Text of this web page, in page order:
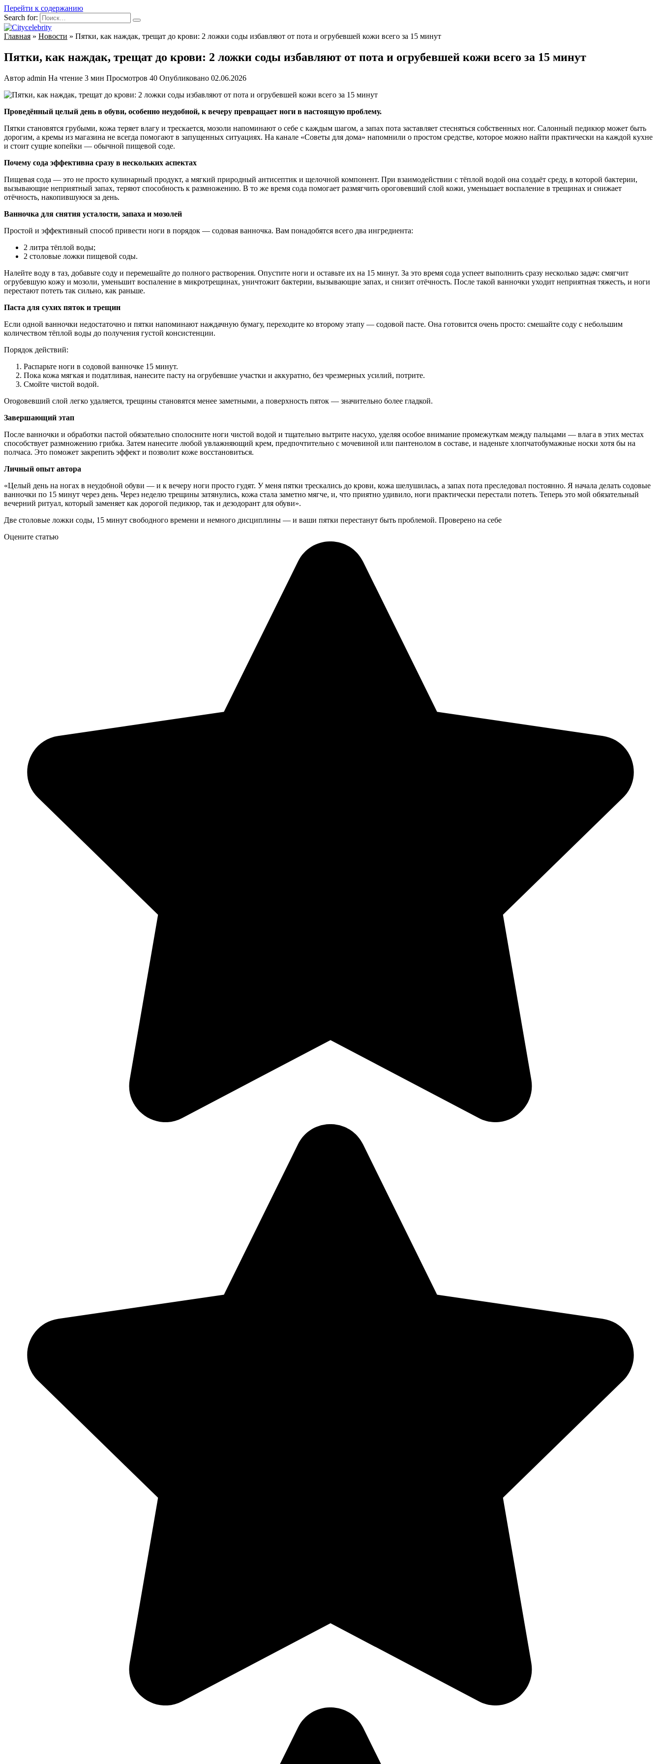
Перейти к содержанию
Search for:
Главная » Новости » Пятки, как наждак, трещат до крови: 2 ложки соды избавляют от пота и огрубевшей кожи всего за 15 минут
Пятки, как наждак, трещат до крови: 2 ложки соды избавляют от пота и огрубевшей кожи всего за 15 минут
Автор admin На чтение 3 мин Просмотров 40 Опубликовано 02.06.2026
Проведённый целый день в обуви, особенно неудобной, к вечеру превращает ноги в настоящую проблему.
Пятки становятся грубыми, кожа теряет влагу и трескается, мозоли напоминают о себе с каждым шагом, а запах пота заставляет стесняться собственных ног. Салонный педикюр может быть
дорогим, а кремы из магазина не всегда помогают в запущенных ситуациях. На канале «Советы для дома» напомнили о простом средстве, которое можно найти практически на каждой кухне
и стоит сущие копейки — обычной пищевой соде.
Почему сода эффективна сразу в нескольких аспектах
Пищевая сода — это не просто кулинарный продукт, а мягкий природный антисептик и щелочной компонент. При взаимодействии с тёплой водой она создаёт среду, в которой бактерии,
вызывающие неприятный запах, теряют способность к размножению. В то же время сода помогает размягчить ороговевший слой кожи, уменьшает воспаление в трещинах и снижает
отёчность, накопившуюся за день.
Ванночка для снятия усталости, запаха и мозолей
Простой и эффективный способ привести ноги в порядок — содовая ванночка. Вам понадобятся всего два ингредиента:
2 литра тёплой воды;
2 столовые ложки пищевой соды.
Налейте воду в таз, добавьте соду и перемешайте до полного растворения. Опустите ноги и оставьте их на 15 минут. За это время сода успеет выполнить сразу несколько задач: смягчит
огрубевшую кожу и мозоли, уменьшит воспаление в микротрещинах, уничтожит бактерии, вызывающие запах, и снизит отёчность. После такой ванночки уходит неприятная тяжесть, и ноги
перестают потеть так сильно, как раньше.
Паста для сухих пяток и трещин
Если одной ванночки недостаточно и пятки напоминают наждачную бумагу, переходите ко второму этапу — содовой пасте. Она готовится очень просто: смешайте соду с небольшим
количеством тёплой воды до получения густой консистенции.
Порядок действий:
Распарьте ноги в содовой ванночке 15 минут.
Пока кожа мягкая и податливая, нанесите пасту на огрубевшие участки и аккуратно, без чрезмерных усилий, потрите.
Смойте чистой водой.
Оrogовевший слой легко удаляется, трещины становятся менее заметными, а поверхность пяток — значительно более гладкой.
Завершающий этап
После ванночки и обработки пастой обязательно сполосните ноги чистой водой и тщательно вытрите насухо, уделяя особое внимание промежуткам между пальцами — влага в этих местах
способствует размножению грибка. Затем нанесите любой увлажняющий крем, предпочтительно с мочевиной или пантенолом в составе, и наденьте хлопчатобумажные носки хотя бы на
полчаса. Это поможет закрепить эффект и позволит коже восстановиться.
Личный опыт автора
«Целый день на ногах в неудобной обуви — и к вечеру ноги просто гудят. У меня пятки трескались до крови, кожа шелушилась, а запах пота преследовал постоянно. Я начала делать содовые
ванночки по 15 минут через день. Через неделю трещины затянулись, кожа стала заметно мягче, и, что приятно удивило, ноги практически перестали потеть. Теперь это мой обязательный
вечерний ритуал, который заменяет как дорогой педикюр, так и дезодорант для обуви».
Две столовые ложки соды, 15 минут свободного времени и немного дисциплины — и ваши пятки перестанут быть проблемой. Проверено на себе
Оцените статью